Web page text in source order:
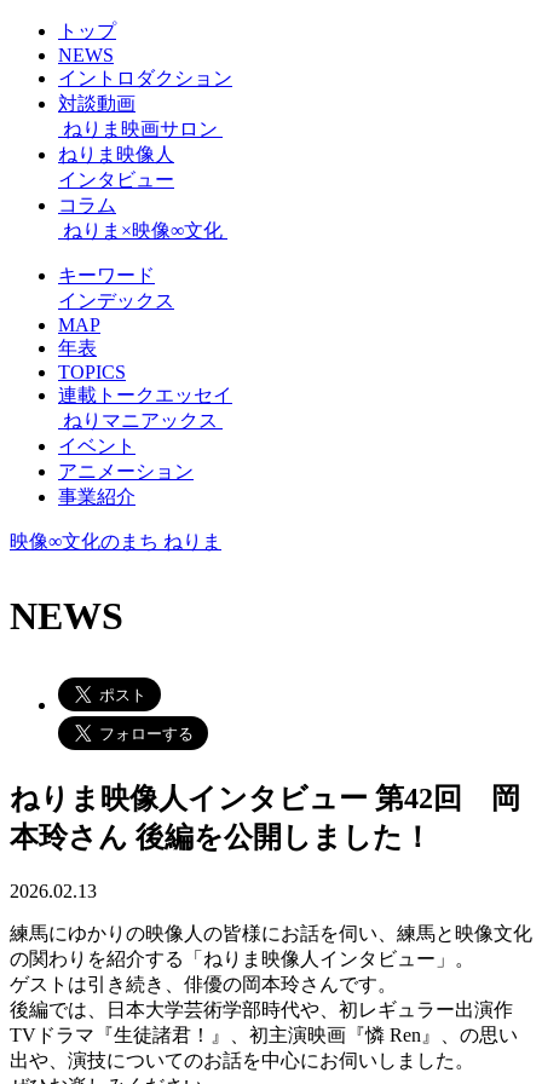
トップ
NEWS
イントロダクション
対談動画
ねりま映画サロン
ねりま映像人
インタビュー
コラム
ねりま×映像∞文化
キーワード
インデックス
MAP
年表
TOPICS
連載トークエッセイ
ねりマニアックス
イベント
アニメーション
事業紹介
映像∞文化のまち ねりま
NEWS
ねりま映像人インタビュー 第42回 岡
本玲さん 後編を公開しました！
2026.02.13
練馬にゆかりの映像人の皆様にお話を伺い、練馬と映像文化
の関わりを紹介する「ねりま映像人インタビュー」。
ゲストは引き続き、俳優の岡本玲さんです。
後編では、日本大学芸術学部時代や、初レギュラー出演作
TVドラマ『生徒諸君！』、初主演映画『憐 Ren』、の思い
出や、演技についてのお話を中心にお伺いしました。